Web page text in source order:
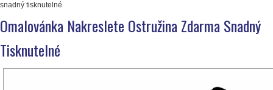
snadný tisknutelné
Omalovánka Nakreslete Ostružina Zdarma Snadný
Tisknutelné